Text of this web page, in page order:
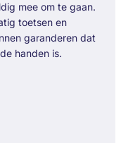
mee om te gaan.
toetsen en
garanderen dat
handen is.